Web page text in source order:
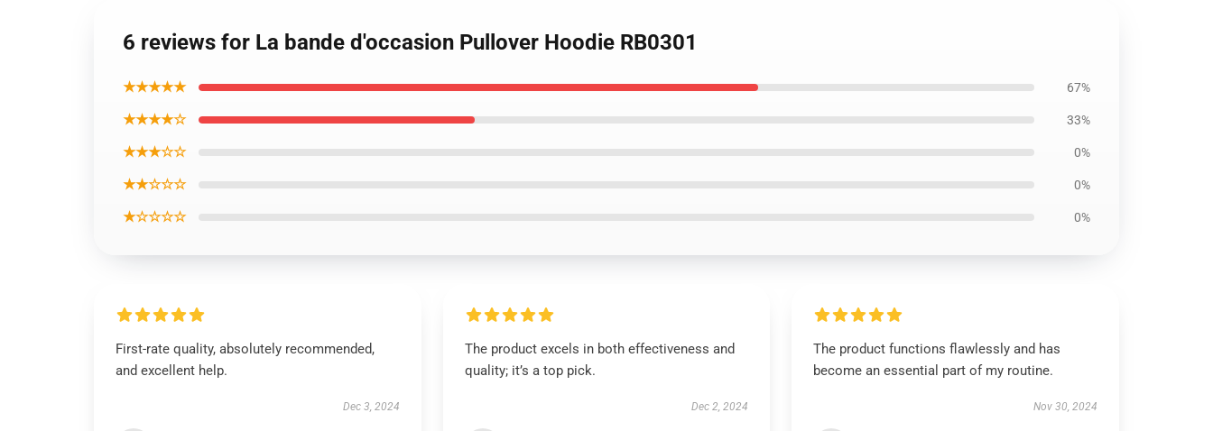
6 reviews for La bande d'occasion Pullover Hoodie RB0301
★★★★★ 67%
★★★★☆ 33%
★★★☆☆ 0%
★★☆☆☆ 0%
★☆☆☆☆ 0%
First-rate quality, absolutely recommended,
and excellent help.
Dec 3, 2024
The product excels in both effectiveness and
quality; it’s a top pick.
Dec 2, 2024
The product functions flawlessly and has
become an essential part of my routine.
Nov 30, 2024